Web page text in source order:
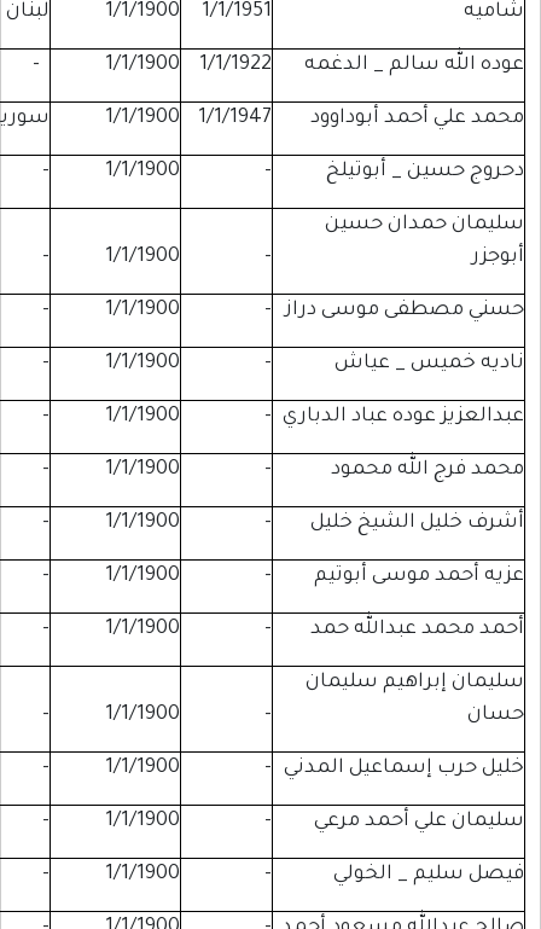
1/1/1900 لبنان خانيونس
_ الدغمه 1/1/1922
1/1/1900
-
1/1/1947
1/1/1900 سوريا وادي حنين
-
1/1/1900
-
حسين
1/1/1900
-
دراز -
1/1/1900
-
عياش -
1/1/1900
-
عباد الدباري -
1/1/1900
-
محمود -
1/1/1900
-
خليل -
1/1/1900
-
أبوتيم -
1/1/1900
-
حمد -
1/1/1900
-
سليمان
1/1/1900
-
المدني -
1/1/1900
-
مرعي -
1/1/1900
-
-
1/1/1900
-